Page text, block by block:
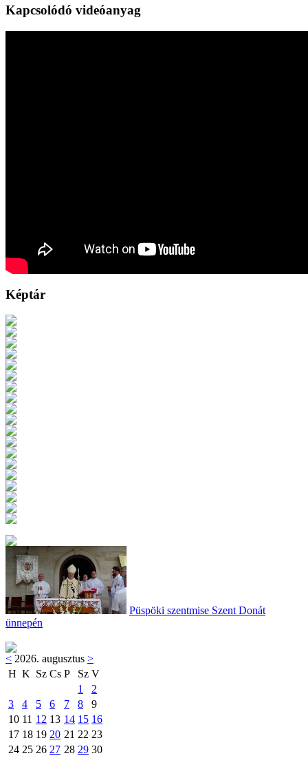
Kapcsolódó videóanyag
Képtár
Püspöki szentmise Szent Donát
ünnepén
< 2026. augusztus >
H K Sz Cs P Sz V
1
2
3
4 5 6 7 8
9
10 11 12 13 14 15 16
17 18 19 20 21 22 23
24 25 26 27 28 29 30